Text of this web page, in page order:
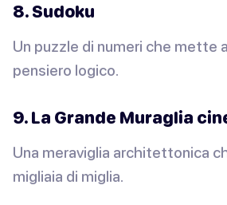
8. Sudoku
Un puzzle di numeri che mette
pensiero logico.
9. La Grande Muraglia
Una meraviglia architettonica
migliaia di miglia.